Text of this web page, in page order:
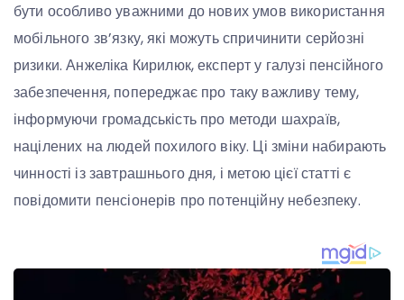
бути особливо уважними до нових умов використання
мобільного зв’язку, які можуть спричинити серйозні
ризики. Анжеліка Кирилюк, експерт у галузі пенсійного
забезпечення, попереджає про таку важливу тему,
інформуючи громадськість про методи шахраїв,
націлених на людей похилого віку. Ці зміни набирають
чинності із завтрашнього дня, і метою цієї статті є
повідомити пенсіонерів про потенційну небезпеку.